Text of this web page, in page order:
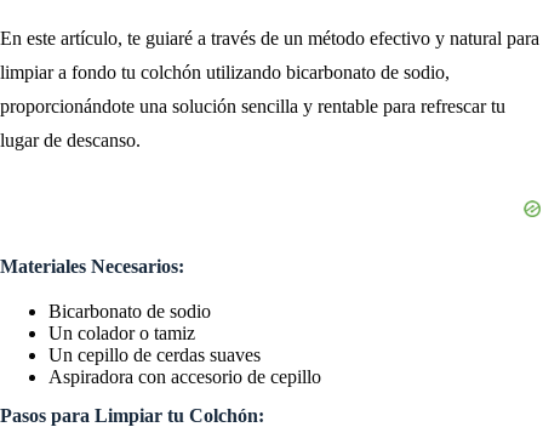
En este artículo, te guiaré a través de un método efectivo y natural para
limpiar a fondo tu colchón utilizando bicarbonato de sodio,
proporcionándote una solución sencilla y rentable para refrescar tu
lugar de descanso.
Materiales Necesarios:
Bicarbonato de sodio
Un colador o tamiz
Un cepillo de cerdas suaves
Aspiradora con accesorio de cepillo
Pasos para Limpiar tu Colchón: